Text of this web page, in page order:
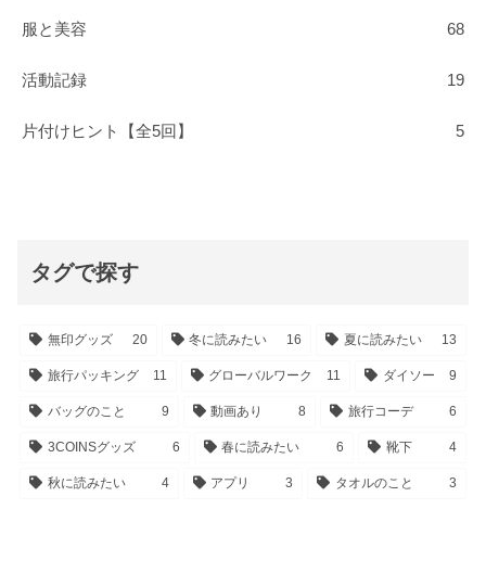
服と美容 68
活動記録 19
片付けヒント【全5回】 5
タグで探す
無印グッズ 20 冬に読みたい 16 夏に読みたい 13
旅行パッキング 11 グローバルワーク 11 ダイソー 9
バッグのこと 9 動画あり 8 旅行コーデ 6
3COINSグッズ 6 春に読みたい 6 靴下 4
秋に読みたい 4 アプリ 3 タオルのこと 3